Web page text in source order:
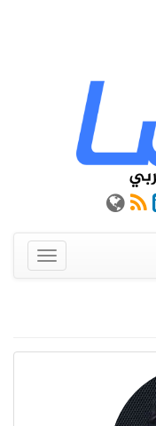
عرض
القائمة